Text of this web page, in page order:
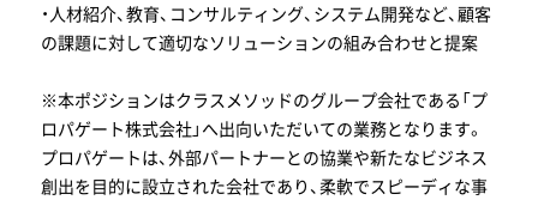
・人材紹介、教育、コンサルティング、システム開発など、顧客
の課題に対して適切なソリューションの組み合わせと提案
※本ポジションはクラスメソッドのグループ会社である「プ
ロパゲート株式会社」へ出向いただいての業務となります。
プロパゲートは、外部パートナーとの協業や新たなビジネス
創出を目的に設立された会社であり、柔軟でスピーディな事